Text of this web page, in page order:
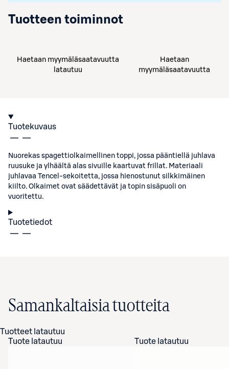
Tuotteen toiminnot
Haetaan myymäläsaatavuutta
latautuu
Haetaan
myymäläsaatavuutta
Tuotekuvaus
Nuorekas spagettiolkaimellinen toppi, jossa pääntiellä juhlava
ruusuke ja ylhäältä alas sivuille kaartuvat frillat. Materiaali
juhlavaa Tencel-sekoitetta, jossa hienostunut silkkimäinen
kiilto. Olkaimet ovat säädettävät ja topin sisäpuoli on
vuoritettu.
Tuotetiedot
Samankaltaisia tuotteita
Tuotteet latautuu
Tuote latautuu
Tuote latautuu